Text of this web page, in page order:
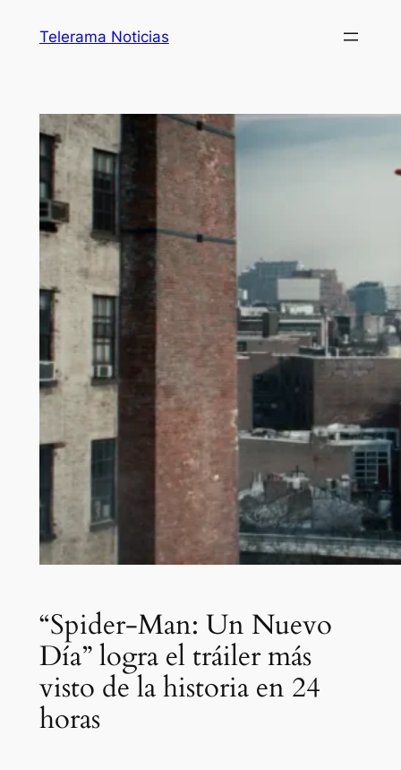
Telerama Noticias
“Spider-Man: Un Nuevo
Día” logra el tráiler más
visto de la historia en 24
horas